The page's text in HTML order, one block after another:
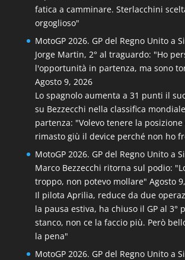
fatica a camminare. Sterlacchini
orgoglioso"
MotoGP 2026. GP del Regno Unito a
Jorge Martin, 2° al traguardo: "Ho
l'opportunità in partenza, ma sono
Agosto 9, 2026
Lo spagnolo aumenta a 31 punti il
su Bezzecchi nella classifica
partenza: "Volevo tenere la posizione
rimasto giù il device perché non ho
MotoGP 2026. GP del Regno Unito a
Marco Bezzecchi ritorna sul podio:
troppo, non potevo mollare" Agosto
Il pilota Aprilia, reduce da due
la pausa estiva, ha chiuso il GP al 3°
stanco, non ce la faccio più. Però
la pena"
MotoGP 2026. GP del Regno Unito a